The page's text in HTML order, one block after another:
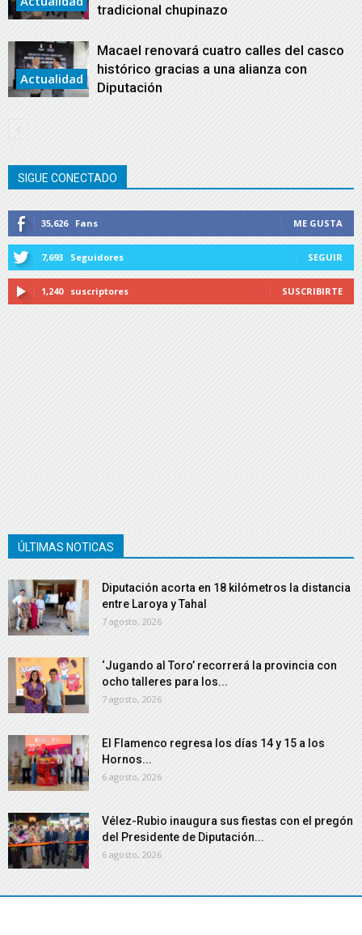
tradicional chupinazo
Actualidad
Macael renovará cuatro calles del casco
histórico gracias a una alianza con
Diputación
SIGUE CONECTADO
35,626 Fans ME GUSTA
7,693 Seguidores SEGUIR
1,240 suscriptores SUSCRIBIRTE
ÚLTIMAS NOTICAS
Diputación acorta en 18 kilómetros la distancia
entre Laroya y Tahal
7 agosto, 2026
‘Jugando al Toro’ recorrerá la provincia con
ocho talleres para los...
7 agosto, 2026
El Flamenco regresa los días 14 y 15 a los
Hornos...
6 agosto, 2026
Vélez-Rubio inaugura sus fiestas con el pregón
del Presidente de Diputación...
6 agosto, 2026